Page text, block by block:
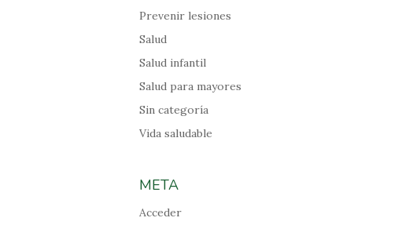
Prevenir lesiones
Salud
Salud infantil
Salud para mayores
Sin categoría
Vida saludable
META
Acceder